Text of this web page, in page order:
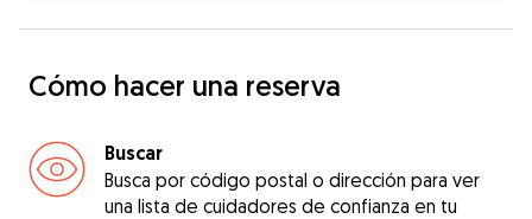
Cómo hacer una reserva
Buscar
Busca por código postal o dirección para ver
una lista de cuidadores de confianza en tu